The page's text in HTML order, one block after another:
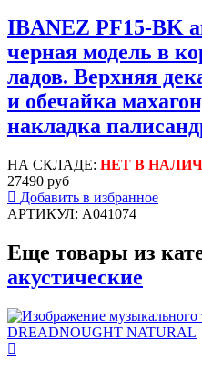
IBANEZ PF15-BK
черная модель в
ладов. Верхняя
и обечайка
накладка
НА СКЛАДЕ: НЕТ В
27490 руб
Добавить в избранное
АРТИКУЛ: A041074
Еще товары из
акустические